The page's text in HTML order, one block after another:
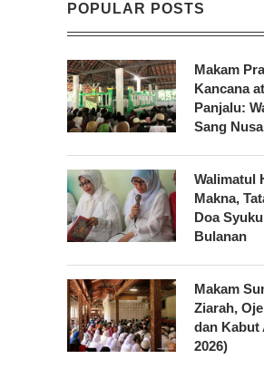
POPULAR POSTS
Makam
Kancana
Panjalu:
Sang
Walimatul
Makna,
Doa
Bulanan
Makam
Ziarah,
dan Kabut
2026)